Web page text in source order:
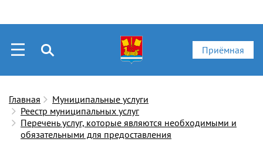
Приёмная
Главная
Муниципальные услуги
Реестр муниципальных услуг
Перечень услуг, которые являются необходимыми и
обязательными для предоставления